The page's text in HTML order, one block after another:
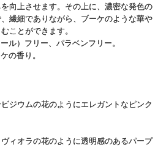
向上させます。その上に、濃密な発色の
繊細でありながら、ブーケのような華や
ことができます。
ル）フリー、パラベンフリー。
の香り。
ジウムの花のようにエレガントなピンク
ィオラの花のように透明感のあるパープ